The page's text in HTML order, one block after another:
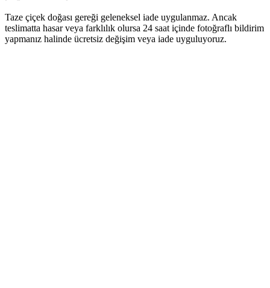
Taze çiçek doğası gereği geleneksel iade uygulanmaz. Ancak
teslimatta hasar veya farklılık olursa 24 saat içinde fotoğraflı bildirim
yapmanız halinde ücretsiz değişim veya iade uyguluyoruz.